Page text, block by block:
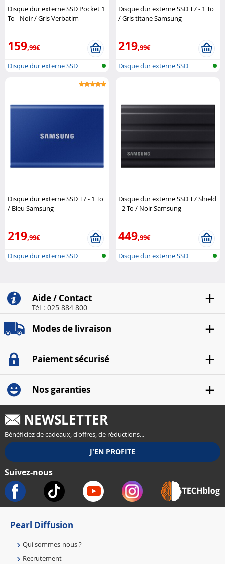
Disque dur externe SSD Pocket 1
To - Noir / Gris Verbatim
159,99€
Disque dur externe SSD
Disque dur externe SSD T7 - 1 To
/ Gris titane Samsung
219,99€
Disque dur externe SSD
Disque dur externe SSD T7 - 1 To
/ Bleu Samsung
219,99€
Disque dur externe SSD
Disque dur externe SSD T7 Shield
- 2 To / Noir Samsung
449,99€
Disque dur externe SSD
Aide / Contact
Tél : 025 884 800
Modes de livraison
Paiement sécurisé
Nos garanties
NEWSLETTER
Bénéficiez de cadeaux, d'offres, de réductions...
Suivez-nous
Pearl Diffusion
Qui sommes-nous ?
Recrutement